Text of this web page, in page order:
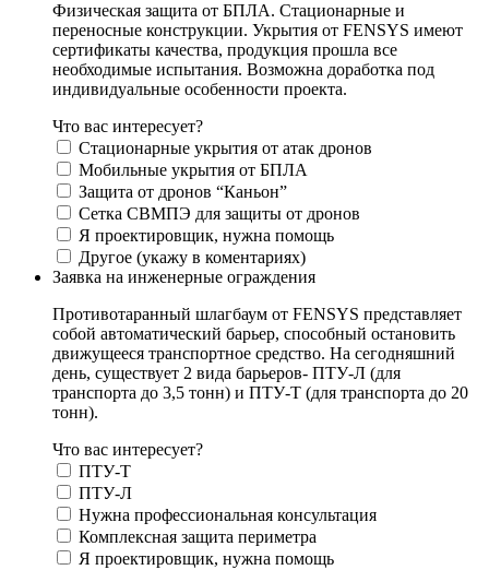
Физическая защита от БПЛА. Стационарные и
переносные конструкции. Укрытия от FENSYS имеют
сертификаты качества, продукция прошла все
необходимые испытания. Возможна доработка под
индивидуальные особенности проекта.
Что вас интересует?
Стационарные укрытия от атак дронов
Мобильные укрытия от БПЛА
Защита от дронов “Каньон”
Сетка СВМПЭ для защиты от дронов
Я проектировщик, нужна помощь
Другое (укажу в коментариях)
Заявка на инженерные ограждения
Противотаранный шлагбаум от FENSYS представляет
собой автоматический барьер, способный остановить
движущееся транспортное средство. На сегодняшний
день, существует 2 вида барьеров- ПТУ-Л (для
транспорта до 3,5 тонн) и ПТУ-Т (для транспорта до 20
тонн).
Что вас интересует?
ПТУ-Т
ПТУ-Л
Нужна профессиональная консультация
Комплексная защита периметра
Я проектировщик, нужна помощь